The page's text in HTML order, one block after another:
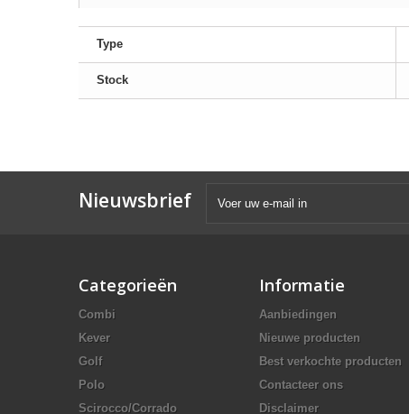
Type
Stock
Nieuwsbrief
Categorieën
Combi
Kever
Golf
Polo
Scirocco/Corrado
Informatie
Aanbiedingen
Nieuwe producten
Best verkochte producten
Contacteer ons
Disclaimer